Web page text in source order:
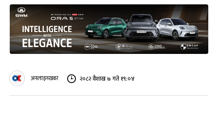
अनलाइनखबर २०८२ वैशाख ७ गते १९:०४